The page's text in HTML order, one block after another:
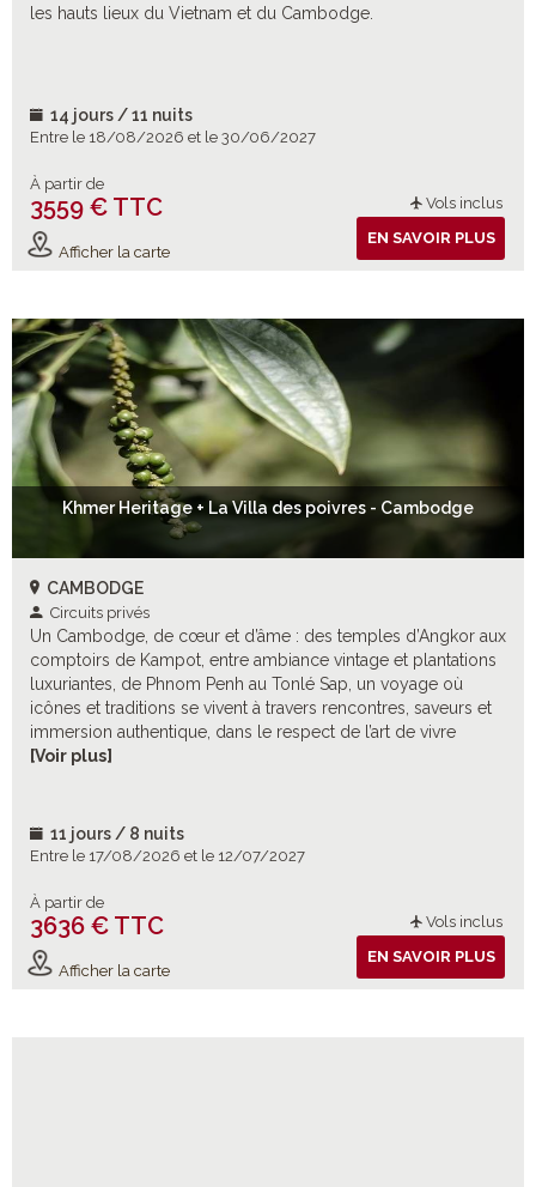
les hauts lieux du Vietnam et du Cambodge.
14 jours / 11 nuits
Entre le 18/08/2026 et le 30/06/2027
À partir de
3559 € TTC Vols inclus
Afficher la carte
EN SAVOIR PLUS
Khmer Heritage + La Villa des poivres - Cambodge
CAMBODGE
Circuits privés
Un Cambodge, de cœur et d’âme : des temples d’Angkor aux
comptoirs de Kampot, entre ambiance vintage et plantations
luxuriantes, de Phnom Penh au Tonlé Sap, un voyage où
icônes et traditions se vivent à travers rencontres, saveurs et
immersion authentique, dans le respect de l’art de vivre
khmer.
[Voir plus]
11 jours / 8 nuits
Entre le 17/08/2026 et le 12/07/2027
À partir de
3636 € TTC Vols inclus
Afficher la carte
EN SAVOIR PLUS